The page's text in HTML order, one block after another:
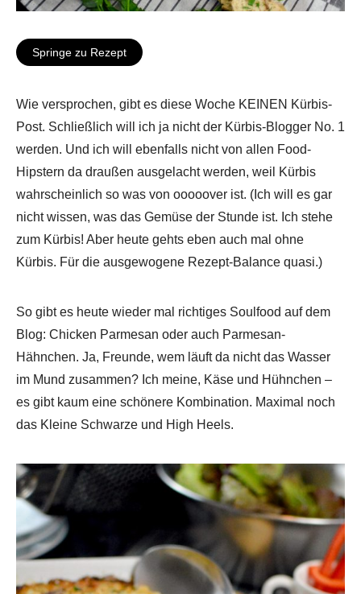
Springe zu Rezept
Wie versprochen, gibt es diese Woche KEINEN Kürbis-
Post. Schließlich will ich ja nicht der Kürbis-Blogger No. 1
werden. Und ich will ebenfalls nicht von allen Food-
Hipstern da draußen ausgelacht werden, weil Kürbis
wahrscheinlich so was von ooooover ist. (Ich will es gar
nicht wissen, was das Gemüse der Stunde ist. Ich stehe
zum Kürbis! Aber heute gehts eben auch mal ohne
Kürbis. Für die ausgewogene Rezept-Balance quasi.)
So gibt es heute wieder mal richtiges Soulfood auf dem
Blog: Chicken Parmesan oder auch Parmesan-
Hähnchen. Ja, Freunde, wem läuft da nicht das Wasser
im Mund zusammen? Ich meine, Käse und Hühnchen –
es gibt kaum eine schönere Kombination. Maximal noch
das Kleine Schwarze und High Heels.